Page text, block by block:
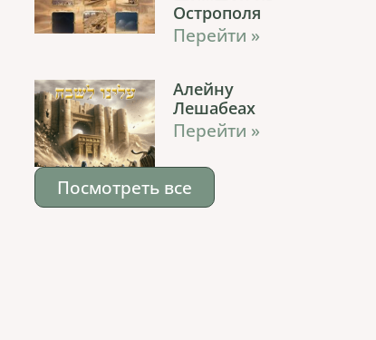
Острополя
Перейти »
Алейну
Лешабеах
Перейти »
Посмотреть все